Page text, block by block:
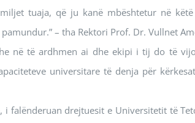
tuaja, që ju kanë mbështetur në këtë
– tha Rektori Prof. Dr. Vullnet
në të ardhmen ai dhe ekipi i tij do të
universitare të denja për
i falënderuan drejtuesit e Universitetit të